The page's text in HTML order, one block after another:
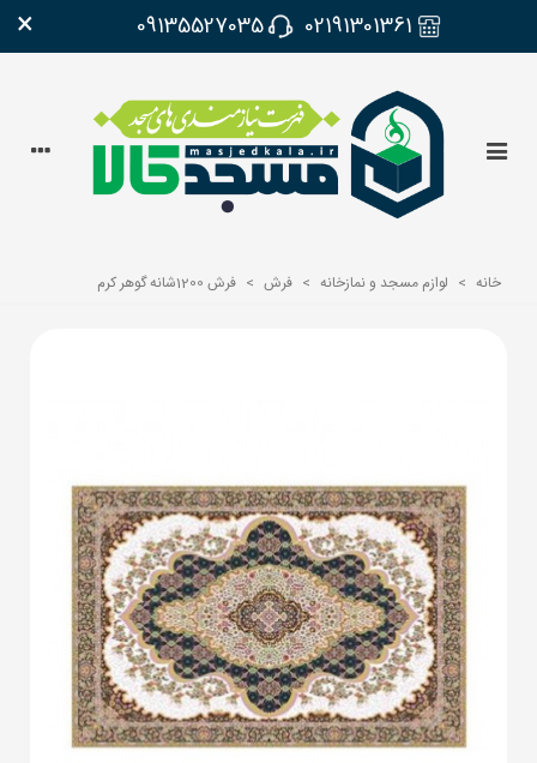
02191301361
09135527035
×
خانه > لوازم مسجد و نمازخانه > فرش > فرش 1200شانه گوهر کرم